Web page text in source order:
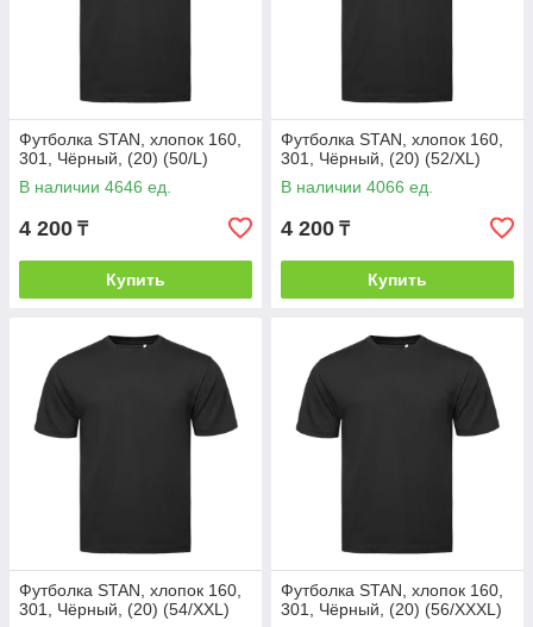
Футболка STAN, хлопок 160,
301, Чёрный, (20) (50/L)
В наличии 4646 ед.
4 200 ₸
Купить
Футболка STAN, хлопок 160,
301, Чёрный, (20) (52/XL)
В наличии 4066 ед.
4 200 ₸
Купить
Футболка STAN, хлопок 160,
301, Чёрный, (20) (54/XXL)
Футболка STAN, хлопок 160,
301, Чёрный, (20) (56/XXXL)